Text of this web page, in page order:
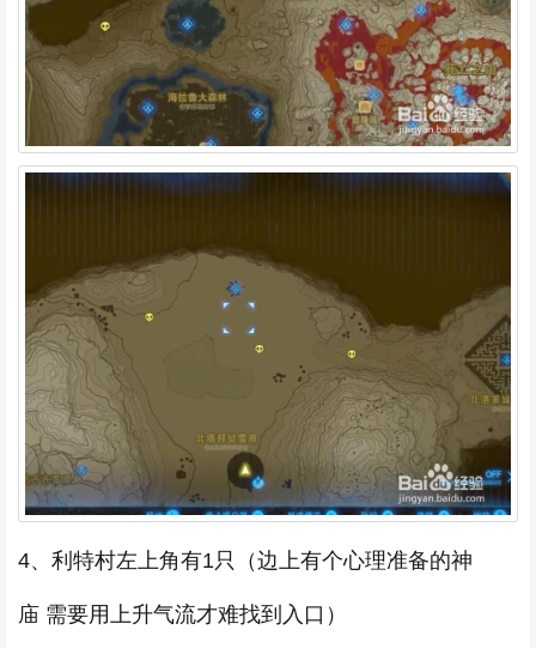
4、利特村左上角有1只（边上有个心理准备的神
庙 需要用上升气流才难找到入口）